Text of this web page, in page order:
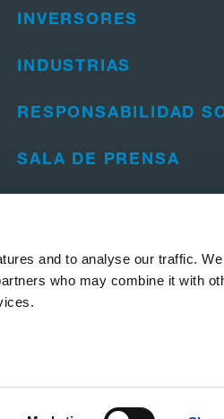
and to analyse our traffic.
who may combine it with
INVERSORES
INDUSTRIAS
RESPONSABILIDAD
SALA DE PRENSA
FORMACIÓN